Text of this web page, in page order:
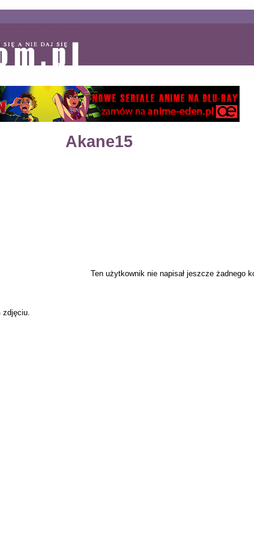
Akane15
Ten użytkownik nie napisał jeszcze żadnego